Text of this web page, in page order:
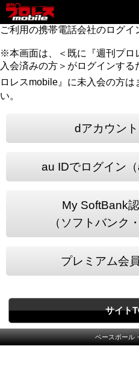
ご利用の携帯電話会社のログイ
※本画面は、＜既に『週刊プロ
入会済みの方＞がログインす
ロレスmobile』に未入会の方は
い。
dアカウン
au IDでログイン（
My SoftBank
（ソフトバンク
プレミアム会
サイト
ベースボール